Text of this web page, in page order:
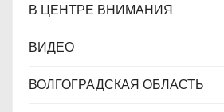
В ЦЕНТРЕ ВНИМАНИЯ
ВИДЕО
ВОЛГОГРАДСКАЯ ОБЛАСТЬ